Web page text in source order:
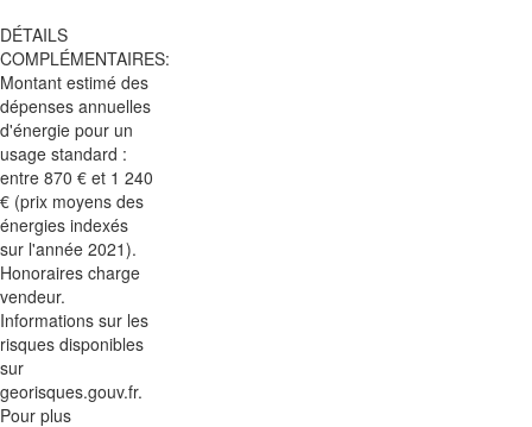
DÉTAILS
COMPLÉMENTAIRES:
Montant estimé des
dépenses annuelles
d'énergie pour un
usage standard :
entre 870 € et 1 240
€ (prix moyens des
énergies indexés
sur l'année 2021).
Honoraires charge
vendeur.
Informations sur les
risques disponibles
sur
georisques.gouv.fr.
Pour plus